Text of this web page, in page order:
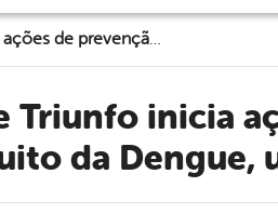
Prefeitura de Triunfo inicia ações de prevenção contra o mosquito da Dengue, usando carro fumacê
da Dengue,